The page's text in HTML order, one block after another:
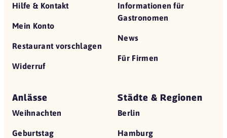
Hilfe & Kontakt
Mein Konto
Restaurant vorschlagen
Widerruf
Informationen für
Gastronomen
News
Für Firmen
Anlässe
Weihnachten
Geburtstag
Städte & Regionen
Berlin
Hamburg